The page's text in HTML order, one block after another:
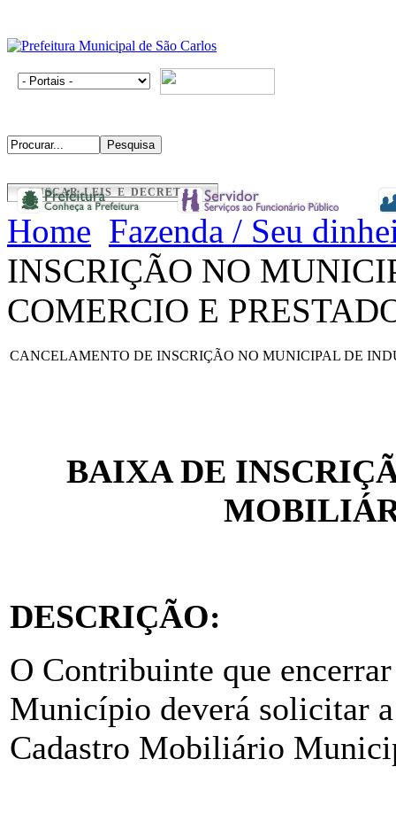
BUSCAR LEIS E DECRETOS
Home Fazenda / Seu
INSCRIÇÃO NO
COMERCIO E
CANCELAMENTO DE INSCRIÇÃO NO MUNICIPAL DE
BAIXA DE
DESCRIÇÃO:
O Contribuinte que
Município deverá solicitar
Cadastro Mobiliário